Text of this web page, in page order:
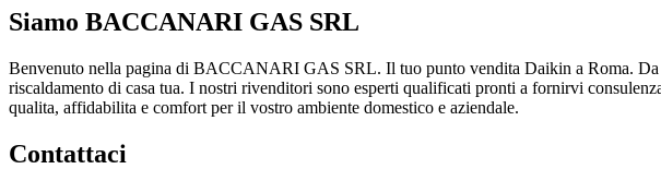
Siamo BACCANARI GAS SRL
Benvenuto nella pagina di BACCANARI GAS SRL. Il tuo punto vendita Daikin a Roma.
riscaldamento di casa tua. I nostri rivenditori sono esperti qualificati pronti a fornirvi
qualita, affidabilita e comfort per il vostro ambiente domestico e aziendale.
Contattaci